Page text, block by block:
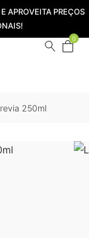
E APROVEITA PREÇOS
0
250ml